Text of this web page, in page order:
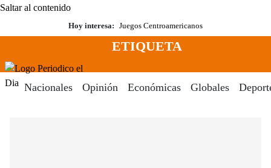
Saltar al contenido
Hoy interesa: Juegos Centroamericanos
Menú
ETIQUETA
Nacionales Opinión Económicas Globales